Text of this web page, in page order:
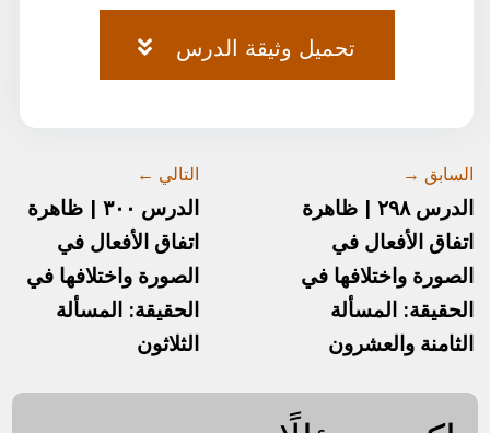
تحميل وثيقة الدرس
السابق →
الدرس ٢٩٨ | ظاهرة
اتفاق الأفعال في
الصورة واختلافها في
الحقيقة: المسألة
الثامنة والعشرون
التالي ←
الدرس ٣٠٠ | ظاهرة
اتفاق الأفعال في
الصورة واختلافها في
الحقيقة: المسألة
الثلاثون